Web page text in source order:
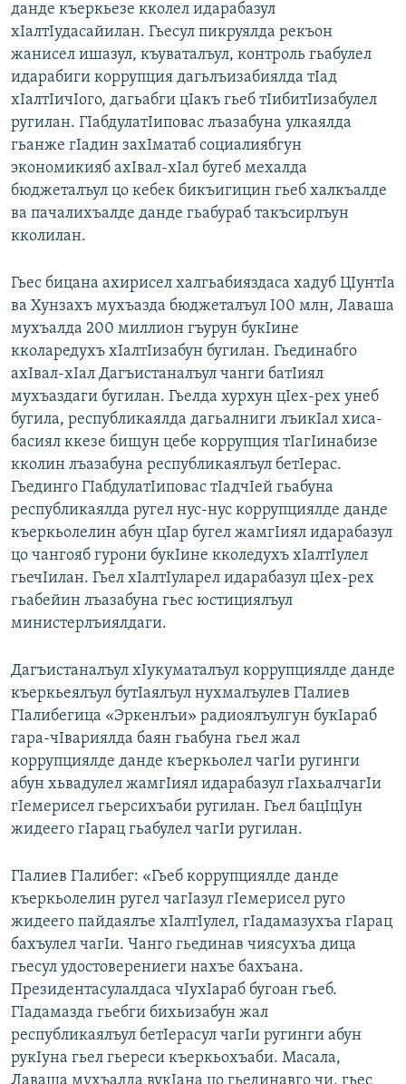
данде къеркьезе кколел идарабазул
хIалтIудасайилан. Гьесул пикруялда рекъон
жанисел ишазул, къуваталъул, контроль гьабулел
идарабиги коррупция дагьлъизабиялда тIад
хIалтIичIого, дагьабги цIакъ гьеб тIибитIизабулел
ругилан. ГIабдулатIиповас лъазабуна улкаялда
гьанже гIадин захIматаб социалиябгун
экономикияб ахIвал-хIал бугеб мехалда
бюджеталъул цо кебек бикъигицин гьеб халкъалде
ва пачалихъалде данде гьабураб такъсирлъун
кколилан.
Гьес бицана ахирисел халгьабияздаса хадуб ЦIунтIа
ва Хунзахъ мухъазда бюджеталъул I00 млн, Лаваша
мухъалда 200 миллион гъурун букIине
кколаредухъ хIалтIизабун бугилан. Гьединабго
ахIвал-хIал Дагъистаналъул чанги батIиял
мухъаздаги бугилан. Гьелда хурхун цIех-рех унеб
бугила, республикаялда дагьалниги лъикIал хиса-
басиял ккезе бищун цебе коррупция тIагIинабизе
кколин лъазабуна республикаялъул бетIерас.
Гьединго ГIабдулатIиповас тIадчIей гьабуна
республикаялда ругел нус-нус коррупциялде данде
къеркьолелин абун цIар бугел жамгIиял идарабазул
цо чангояб гурони букIине кколедухъ хIалтIулел
гьечIилан. Гьел хIалтIуларел идарабазул цIех-рех
гьабейин лъазабуна гьес юстициялъул
министерлъиялдаги.
Дагъистаналъул хIукуматалъул коррупциялде данде
къеркьеялъул бутIаялъул нухмалъулев ГIалиев
ГIалибегица «Эркенлъи» радиоялъулгун букIараб
гара-чIвариялда баян гьабуна гьел жал
коррупциялде данде къеркьолел чагIи ругинги
абун хьвадулел жамгIиял идарабазул гIахьалчагIи
гIемерисел гьерсихъаби ругилан. Гьел бацIцIун
жидеего гIарац гьабулел чагIи ругилан.
ГIалиев ГIалибег: «Гьеб коррупциялде данде
къеркьолелин ругел чагIазул гIемерисел руго
жидеего пайдаялъе хIалтIулел, гIадамазухъа гIарац
бахъулел чагIи. Чанго гьединав чиясухъа дица
гьесул удостоверениеги нахъе бахъана.
Президентасулалдаса чIухIараб бугоан гьеб.
ГIадамазда гьебги бихьизабун жал
республикаялъул бетIерасул чагIи ругинги абун
рукIуна гьел гьереси къеркьохъаби. Масала,